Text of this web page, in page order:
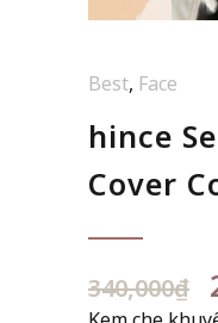
Best, Face
hince
Cover
340,000₫